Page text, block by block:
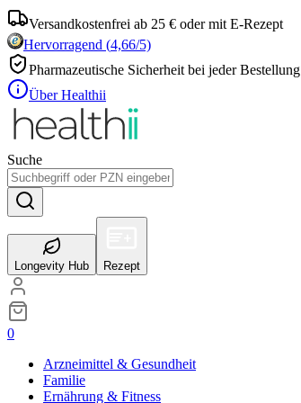
Versandkostenfrei ab 25 € oder mit E-Rezept
Hervorragend (4,66/5)
Pharmazeutische Sicherheit bei jeder Bestellung
Über Healthii
Suche
Longevity Hub Rezept
0
Arzneimittel & Gesundheit
Familie
Ernährung & Fitness